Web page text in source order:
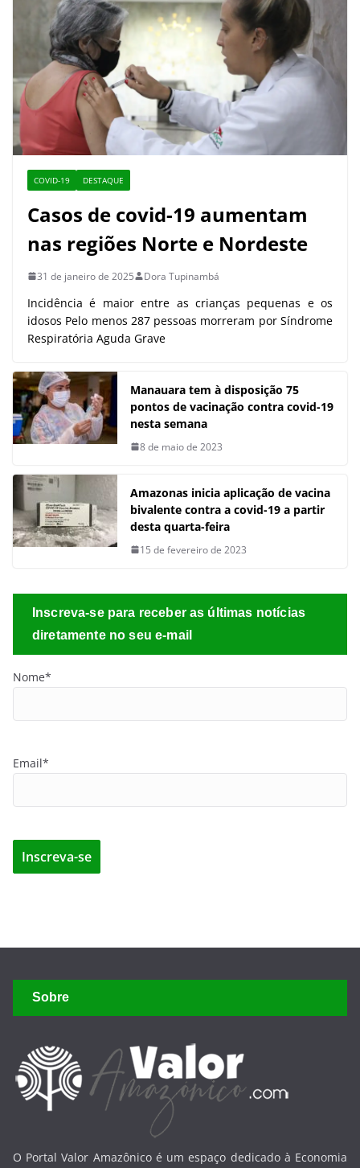
COVID-19 DESTAQUE
Casos de covid-19 aumentam
nas regiões Norte e Nordeste
31 de janeiro de 2025 Dora Tupinambá
Incidência é maior entre as crianças pequenas e os
idosos Pelo menos 287 pessoas morreram por Síndrome
Respiratória Aguda Grave
Manauara tem à disposição 75
pontos de vacinação contra covid-19
nesta semana
8 de maio de 2023
Amazonas inicia aplicação de vacina
bivalente contra a covid-19 a partir
desta quarta-feira
15 de fevereiro de 2023
Inscreva-se para receber as últimas notícias
diretamente no seu e-mail
Nome*
Email*
Sobre
O Portal Valor Amazônico é um espaço dedicado à Economia